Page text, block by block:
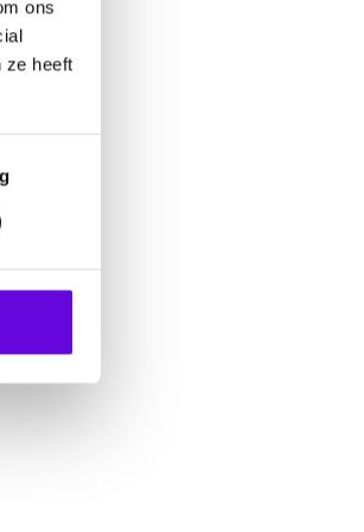
ons
ze heeft